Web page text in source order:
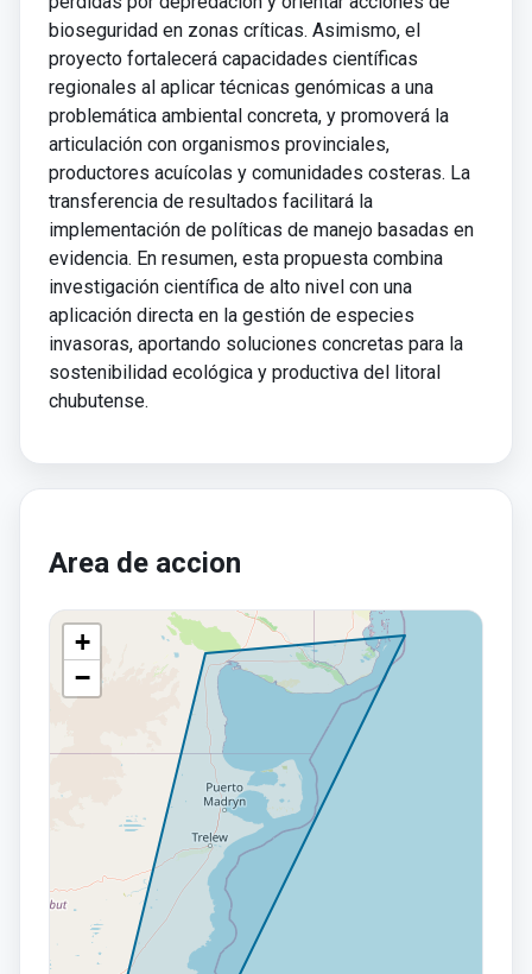
bioseguridad en zonas críticas. Asimismo, el
proyecto fortalecerá capacidades científicas
regionales al aplicar técnicas genómicas a una
problemática ambiental concreta, y promoverá la
articulación con organismos provinciales,
productores acuícolas y comunidades costeras. La
transferencia de resultados facilitará la
implementación de políticas de manejo basadas en
evidencia. En resumen, esta propuesta combina
investigación científica de alto nivel con una
aplicación directa en la gestión de especies
invasoras, aportando soluciones concretas para la
sostenibilidad ecológica y productiva del litoral
chubutense.
Area de accion
+
−